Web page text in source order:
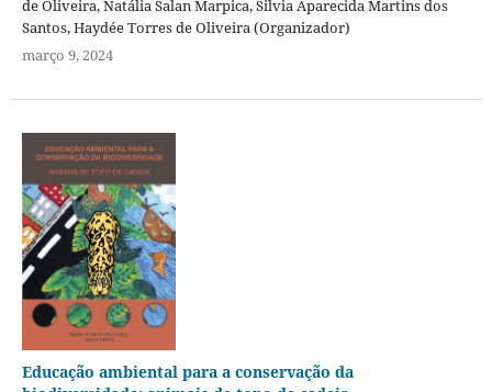
de Oliveira, Natália Salan Marpica, Silvia Aparecida Martins dos
Santos, Haydée Torres de Oliveira (Organizador)
março 9, 2024
Educação ambiental para a conservação da